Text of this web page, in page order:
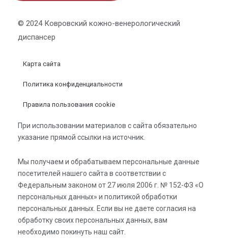
© 2024 Ковровский кожно-венерологический
диспансер
Карта сайта
Политика конфиденциальности
Правила пользования cookie
При использовании материалов с сайта обязательно
указание прямой ссылки на источник.
Мы получаем и обрабатываем персональные данные
посетителей нашего сайта в соответствии с
Федеральным законом от 27 июля 2006 г. № 152-ФЗ «О
персональных данных» и политикой обработки
персональных данных. Если вы не даете согласия на
обработку своих персональных данных, вам
необходимо покинуть наш сайт.